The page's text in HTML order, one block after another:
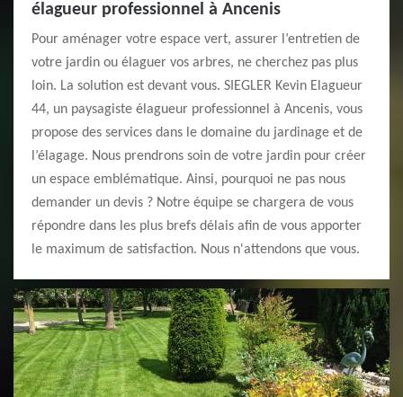
élagueur professionnel à Ancenis
Pour aménager votre espace vert, assurer l’entretien de
votre jardin ou élaguer vos arbres, ne cherchez pas plus
loin. La solution est devant vous. SIEGLER Kevin Elagueur
44, un paysagiste élagueur professionnel à Ancenis, vous
propose des services dans le domaine du jardinage et de
l’élagage. Nous prendrons soin de votre jardin pour créer
un espace emblématique. Ainsi, pourquoi ne pas nous
demander un devis ? Notre équipe se chargera de vous
répondre dans les plus brefs délais afin de vous apporter
le maximum de satisfaction. Nous n'attendons que vous.